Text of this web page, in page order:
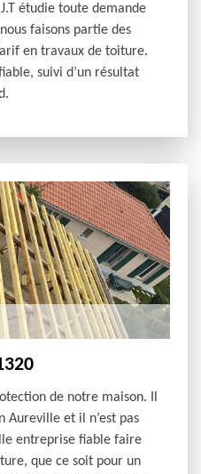
étudie toute demande
faisons partie des
en travaux de toiture.
suivi d’un résultat
de notre maison. Il
Aureville et il n’est pas
entreprise fiable faire
que ce soit pour un